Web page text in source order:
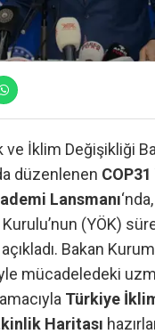
ve İklim Değişikliği
düzenlenen
Lansmanı‘nda,
(YÖK)
Bakan
mücadeledeki
Türkiye
Haritası